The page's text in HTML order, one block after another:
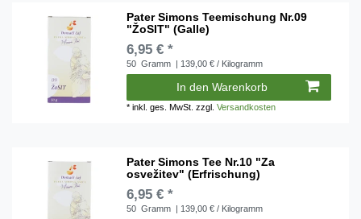
Pater Simons Teemischung Nr.09
"ŽoSIT" (Galle)
6,95 € *
50 Gramm | 139,00 € / Kilogramm
In den Warenkorb
*inkl. ges. MwSt. zzgl.Versandkosten
Pater Simons Tee Nr.10 "Za
osvežitev" (Erfrischung)
6,95 € *
50 Gramm | 139,00 € / Kilogramm